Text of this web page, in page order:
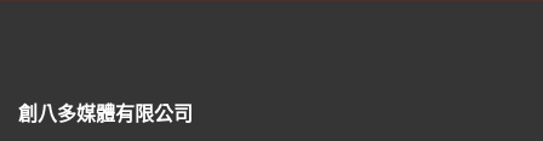
創八多媒體有限公司